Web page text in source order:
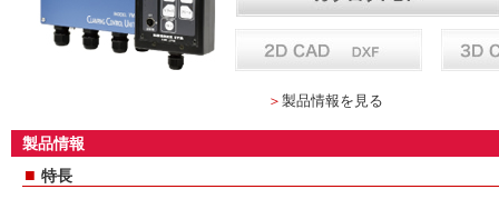
＞ 製品情報を見る
製品情報
■ 特長